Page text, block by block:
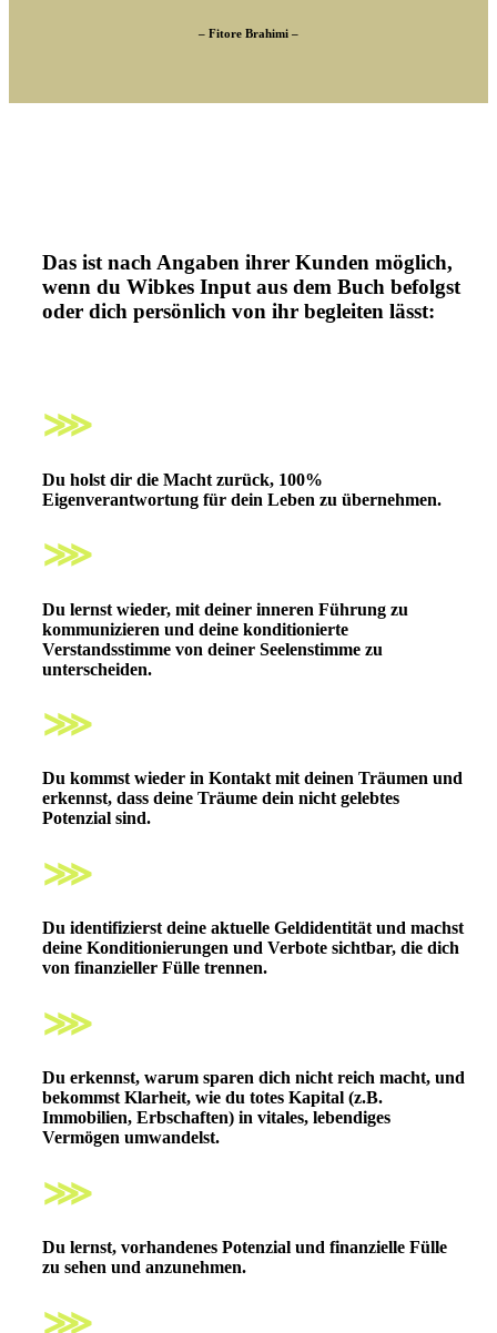
– Fitore Brahimi –
Das ist nach Angaben ihrer Kunden möglich,
wenn du Wibkes Input aus dem Buch befolgst
oder dich persönlich von ihr begleiten lässt:
⋙
Du holst dir die Macht zurück, 100%
Eigenverantwortung für dein Leben zu übernehmen.
⋙
Du lernst wieder, mit deiner inneren Führung zu
kommunizieren und deine konditionierte
Verstandsstimme von deiner Seelenstimme zu
unterscheiden.
⋙
Du kommst wieder in Kontakt mit deinen Träumen und
erkennst, dass deine Träume dein nicht gelebtes
Potenzial sind.
⋙
Du identifizierst deine aktuelle Geldidentität und machst
deine Konditionierungen und Verbote sichtbar, die dich
von finanzieller Fülle trennen.
⋙
Du erkennst, warum sparen dich nicht reich macht, und
bekommst Klarheit, wie du totes Kapital (z.B.
Immobilien, Erbschaften) in vitales, lebendiges
Vermögen umwandelst.
⋙
Du lernst, vorhandenes Potenzial und finanzielle Fülle
zu sehen und anzunehmen.
⋙